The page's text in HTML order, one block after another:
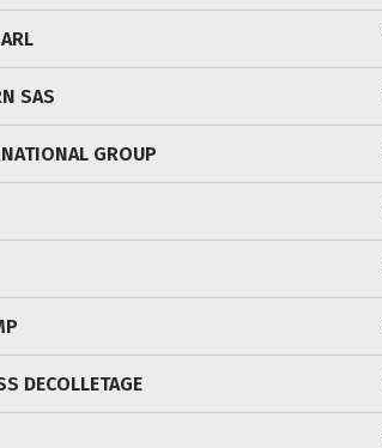
SAS
GROUP
DECOLLETAGE